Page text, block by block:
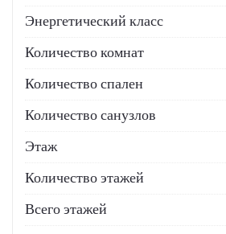
Энергетический класс
Количество комнат
Количество спален
Количество санузлов
Этаж
Количество этажей
Всего этажей